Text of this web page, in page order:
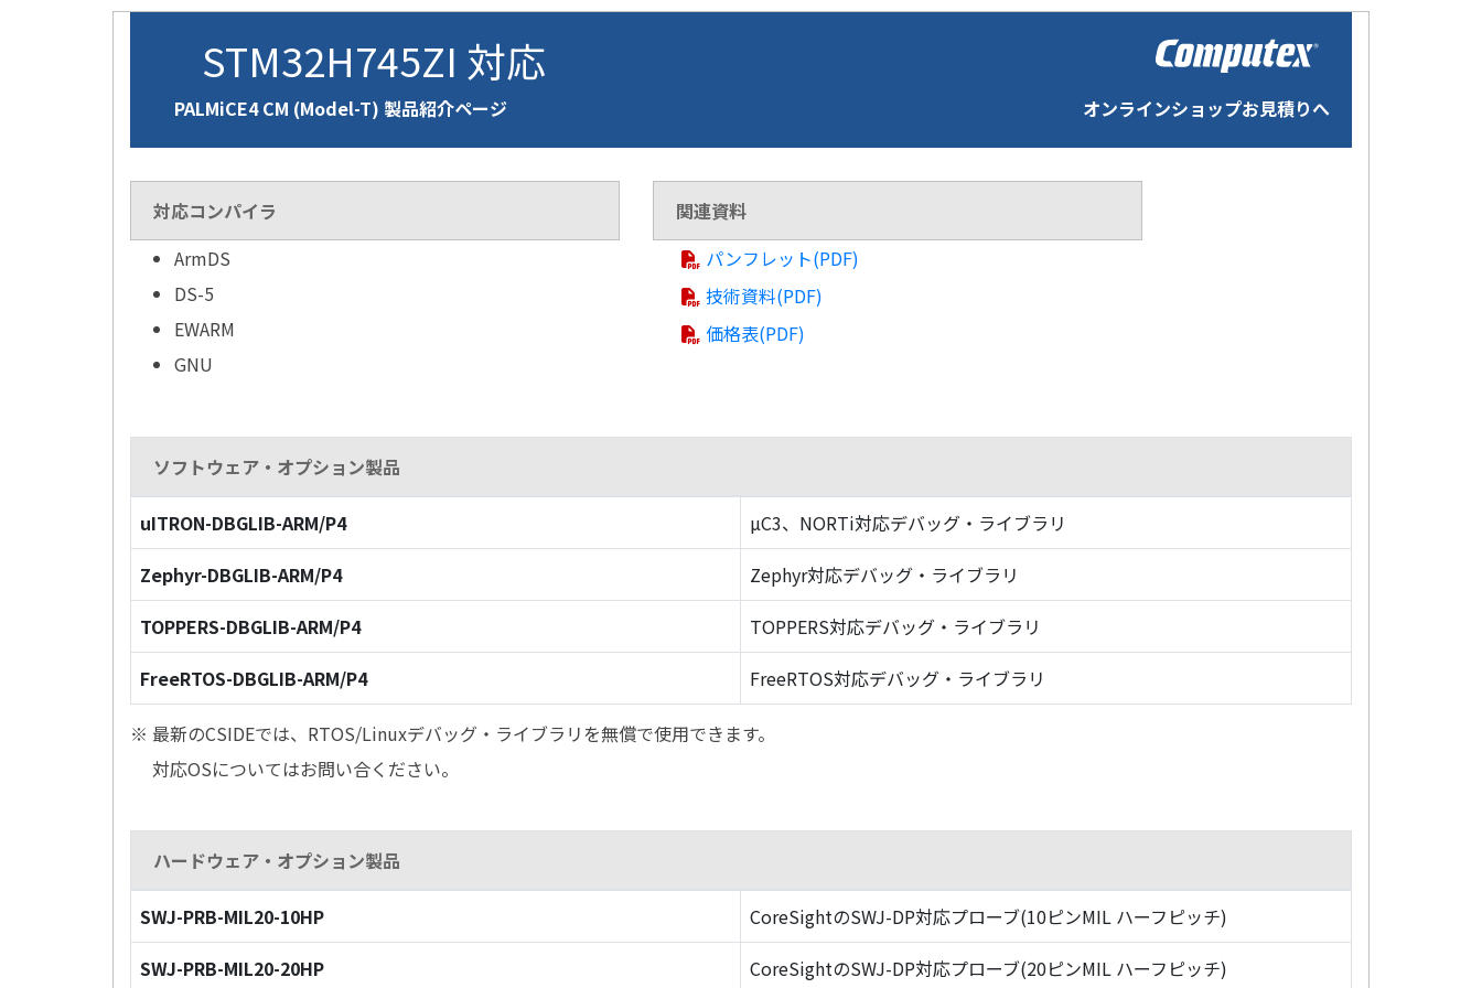
STM32H745ZI 対応
PALMiCE4 CM (Model-T) 製品紹介ページ オンラインショップお見積りへ
対応コンパイラ
ArmDS
DS-5
EWARM
GNU
関連資料
パンフレット(PDF)
技術資料(PDF)
価格表(PDF)
ソフトウェア・オプション製品
uITRON-DBGLIB-ARM/P4
µC3、NORTi対応デバッグ・ライブラリ
Zephyr-DBGLIB-ARM/P4
Zephyr対応デバッグ・ライブラリ
TOPPERS-DBGLIB-ARM/P4
TOPPERS対応デバッグ・ライブラリ
FreeRTOS-DBGLIB-ARM/P4
FreeRTOS対応デバッグ・ライブラリ
※ 最新のCSIDEでは、RTOS/Linuxデバッグ・ライブラリを無償で使用できます。
対応OSについてはお問い合ください。
ハードウェア・オプション製品
SWJ-PRB-MIL20-10HP
CoreSightのSWJ-DP対応プローブ(10ピンMIL ハーフピッチ)
SWJ-PRB-MIL20-20HP
CoreSightのSWJ-DP対応プローブ(20ピンMIL ハーフピッチ)